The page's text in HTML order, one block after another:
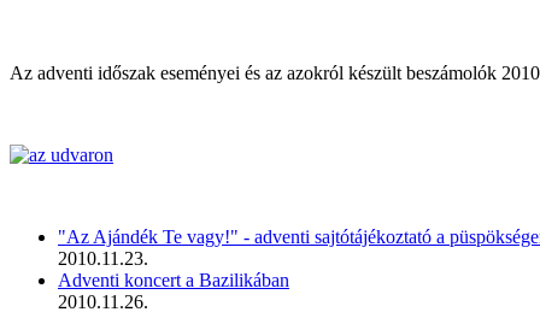
Az adventi időszak eseményei és az azokról készült beszámolók
"Az Ajándék Te vagy!" - adventi sajtótájékoztató a
2010.11.23.
Adventi koncert a Bazilikában
2010.11.26.